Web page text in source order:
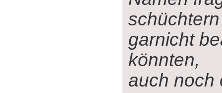
garnicht
könnten,
auch noch